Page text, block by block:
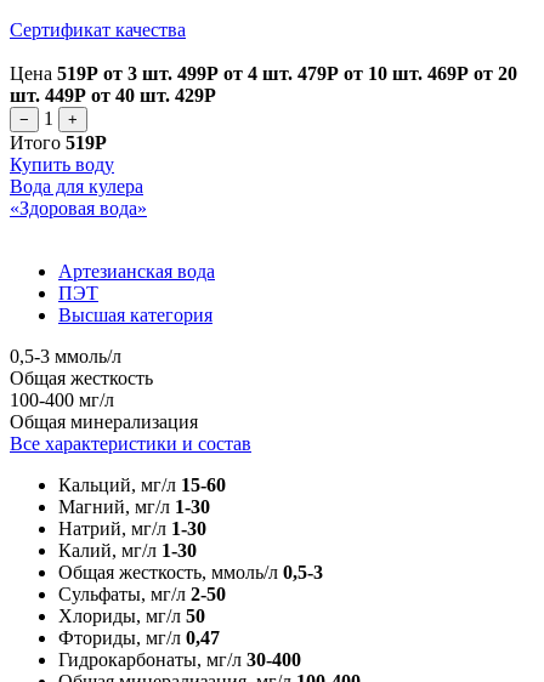
Сертификат качества
Цена 519Р от 3 шт. 499Р от 4 шт. 479Р от 10 шт. 469Р от 20
шт. 449Р от 40 шт. 429Р
− 1 +
Итого 519Р
Купить воду
Вода для кулера
«Здоровая вода»
Артезианская вода
ПЭТ
Высшая категория
0,5-3 ммоль/л
Общая жесткость
100-400 мг/л
Общая минерализация
Все характеристики и состав
Кальций, мг/л 15-60
Магний, мг/л 1-30
Натрий, мг/л 1-30
Калий, мг/л 1-30
Общая жесткость, ммоль/л 0,5-3
Сульфаты, мг/л 2-50
Хлориды, мг/л 50
Фториды, мг/л 0,47
Гидрокарбонаты, мг/л 30-400